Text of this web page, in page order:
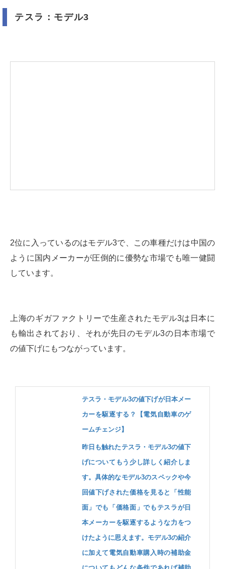
テスラ：モデル3
2位に入っているのはモデル3で、この車種だけは中国の
ように国内メーカーが圧倒的に優勢な市場でも唯一健闘
しています。
上海のギガファクトリーで生産されたモデル3は日本に
も輸出されており、それが先日のモデル3の日本市場で
の値下げにもつながっています。
テスラ・モデル3の値下げが日本メー
カーを駆逐する？【電気自動車のゲ
ームチェンジ】
昨日も触れたテスラ・モデル3の値下
げについてもう少し詳しく紹介しま
す。具体的なモデル3のスペックや今
回値下げされた価格を見ると「性能
面」でも「価格面」でもテスラが日
本メーカーを駆逐するような力をつ
けたように思えます。モデル3の紹介
に加えて電気自動車購入時の補助金